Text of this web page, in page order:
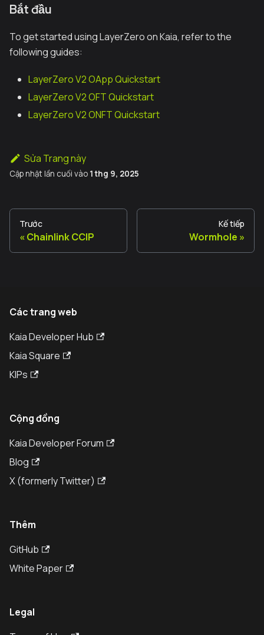
Bắt đầu
To get started using LayerZero on Kaia, refer to the
following guides:
LayerZero V2 OApp Quickstart
LayerZero V2 OFT Quickstart
LayerZero V2 ONFT Quickstart
Sửa Trang này
Cập nhật lần cuối vào 1 thg 9, 2025
Trước
Chainlink CCIP
Kế tiếp
Wormhole
Các trang web
Kaia Developer Hub
Kaia Square
KIPs
Cộng đồng
Kaia Developer Forum
Blog
X (formerly Twitter)
Thêm
GitHub
White Paper
Legal